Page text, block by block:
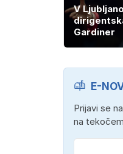
V
Gardiner
E-
Prijavi se
na